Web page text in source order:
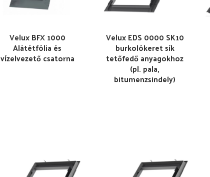
Velux BFX 1000
Alátétfólia és
vízelvezető csatorna
Velux EDS 0000 SK10
burkolókeret sík
tetőfedő anyagokhoz
(pl. pala,
bitumenzsindely)